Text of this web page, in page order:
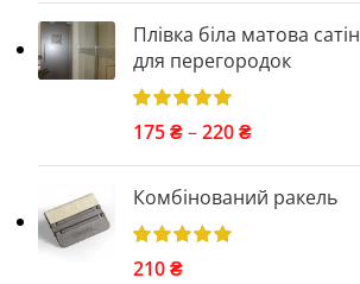
Плівка біла матова сатін
для перегородок
175₴–220₴
Комбінований ракель
210₴